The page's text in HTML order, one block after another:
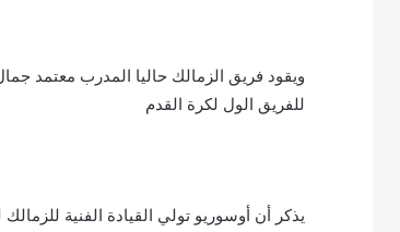
ويقود فريق الزمالك حاليا المدرب معتمد
للفريق الول لكرة القدم